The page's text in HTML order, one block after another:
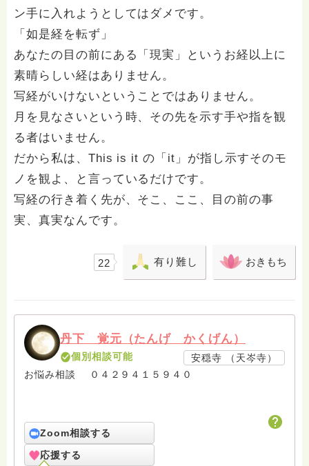
ン手に入れようとしてはダメです。
「如是経を転ず」
あなたの目の前にある「現実」というお経以上に
素晴らしい経はありません。
写経がいけないということではありません。
月を見なさいという時、その先を示す手や指を観
る者はいません。
だから私は、This is it の「it」が指し示すそのモ
ノを観よ、と言っているだけです。
写経の行き着く先が、そこ、ここ、目の前の事
実、真実なんです。
22 有り難し おきもち
丹下 覚元（たんげ かくげん）
個別相談可能
安穏寺 （天岑寺）
お悩み相談 ０４２９４１５９４０
Zoom相談する
応援する